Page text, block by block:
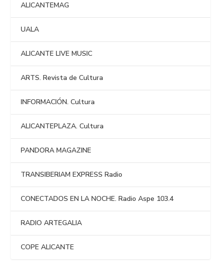
ALICANTEMAG
UALA
ALICANTE LIVE MUSIC
ARTS. Revista de Cultura
INFORMACIÓN. Cultura
ALICANTEPLAZA. Cultura
PANDORA MAGAZINE
TRANSIBERIAM EXPRESS Radio
CONECTADOS EN LA NOCHE. Radio Aspe 103.4
RADIO ARTEGALIA
COPE ALICANTE